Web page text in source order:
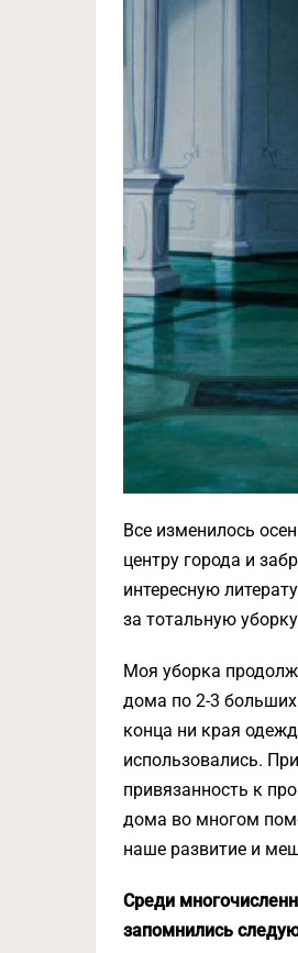
Все изменилось
центру города и
интересную
за тотальную
Моя уборка
дома по 2-3
конца ни края
использовались.
привязанность к
дома во многом
наше развитие и
Среди
запомнились